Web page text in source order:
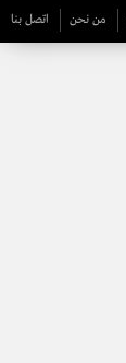
من نحن اتصل بنا